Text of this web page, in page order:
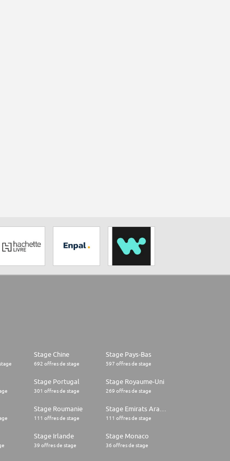
Stage Chine
692 offres de stage
Stage Pays-Bas
597 offres de stage
Stage Portugal
301 offres de stage
Stage Royaume-Uni
269 offres de stage
Stage Roumanie
111 offres de stage 111 offres de stage
Stage Irlande
39 offres de stage
Stage Monaco
36 offres de stage